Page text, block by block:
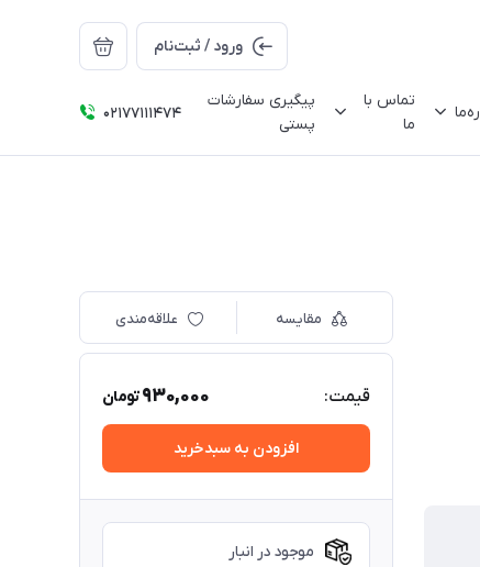
ورود / ثبت‌نام
تماس با
ما
پیگیری سفارشات
پستی
02177111474
مقایسه علاقه‌مندی
قیمت: 930,000تومان
افزودن به سبدخرید
موجود در انبار